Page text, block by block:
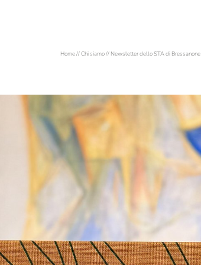
Home//Chi siamo// Newsletter dello STA di Bressanone